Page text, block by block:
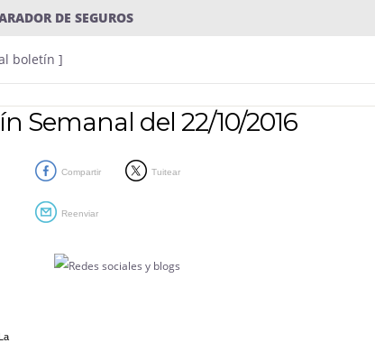
DE SEGUROS
boletín ]
Semanal del 22/10/2016
Compartir Tuitear
Reenviar